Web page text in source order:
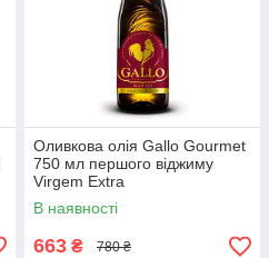
Оливкова олія Gallo Gourmet
750 мл першого віджиму
Virgem Extra
В наявності
663 ₴ 780 ₴